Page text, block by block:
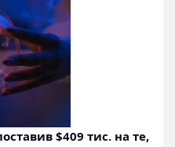
$409 тис. на те,